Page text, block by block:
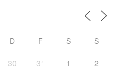
D F S S
30 31 1 2